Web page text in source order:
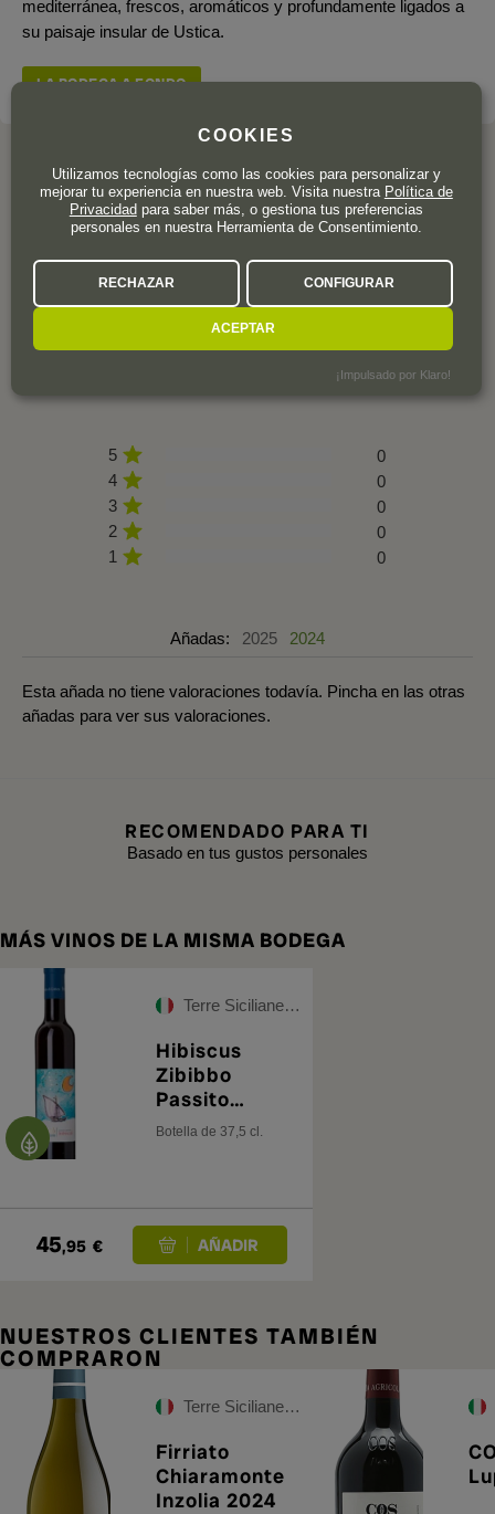
mediterránea, frescos, aromáticos y profundamente ligados a
su paisaje insular de Ustica.
LA BODEGA A FONDO
OPINION DE LOS CLIENTES
5
0
4
0
3
0
2
0
1
0
Añadas: 2025 2024
Esta añada no tiene valoraciones todavía. Pincha en las otras
añadas para ver sus valoraciones.
RECOMENDADO PARA TI
Basado en tus gustos personales
MÁS VINOS DE LA MISMA BODEGA
Terre Siciliane IGT
Hibiscus
Zibibbo
Passito
Zhabib 2024
Botella de 37,5 cl.
45,95 €
NUESTROS CLIENTES TAMBIÉN
COMPRARON
Terre Siciliane IGT
Firriato
Chiaramonte
Inzolia 2024
COOKIES
Utilizamos tecnologías como las cookies para personalizar y
mejorar tu experiencia en nuestra web. Visita nuestra Política de
Privacidadpara saber más, o gestiona tus preferencias
personales en nuestra Herramienta de Consentimiento.
RECHAZAR CONFIGURAR
ACEPTAR
¡Impulsado por Klaro!